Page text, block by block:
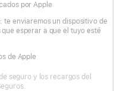
por Apple
te enviaremos un dispositivo de
esperar a que el tuyo esté
de Apple
seguro y los recargos del